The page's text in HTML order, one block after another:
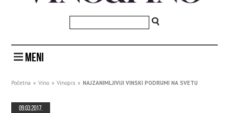
MENI
Početna » Vino » Vinopis » NAJZANIMLJIVIJI VINSKI PODRUMI NA SVETU
09.03.2017.